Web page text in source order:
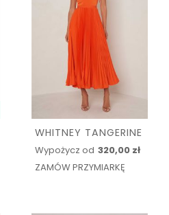
WHITNEY TANGERINE
Wypożycz od 320,00 zł
ZAMÓW PRZYMIARKĘ